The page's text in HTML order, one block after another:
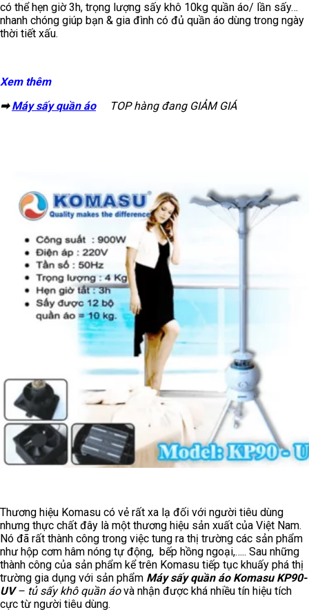
có thể hẹn giờ 3h, trọng lượng sấy khô 10kg quần áo/ lần sấy…
nhanh chóng giúp bạn & gia đình có đủ quần áo dùng trong ngày
thời tiết xấu.
Xem thêm
➡Máy sấy quần áo TOP hàng đang GIẢM GIÁ
Thương hiệu Komasu có vẻ rất xa lạ đối với người tiêu dùng
nhưng thực chất đây là một thương hiệu sản xuất của Việt Nam.
Nó đã rất thành công trong việc tung ra thị trường các sản phẩm
như hộp cơm hâm nóng tự động, bếp hồng ngoại,….. Sau những
thành công của sản phẩm kể trên Komasu tiếp tục khuấy phá thị
trường gia dụng với sản phẩm Máy sấy quần áo Komasu KP90-
UV– tủ sấy khô quần áovà nhận được khá nhiều tín hiệu tích
cực từ người tiêu dùng.